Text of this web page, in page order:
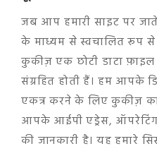
जब आप हमारी साइट पर
के माध्यम से स्वचालित रूप
कुकीज़ एक छोटी डाटा फ़ाइल
संग्रहित होती हैं। हम आपके
एकत्र करने के लिए कुकीज़
आपके आईपी एड्रेस, ऑपरेटिंग
की जानकारी है। यह हमारे